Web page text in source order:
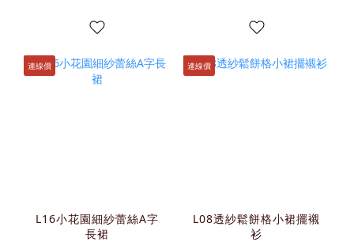
連線價
L16小花園細紗蕾絲A字
長裙
連線價
L08透紗鬆餅格小裙擺襯
衫